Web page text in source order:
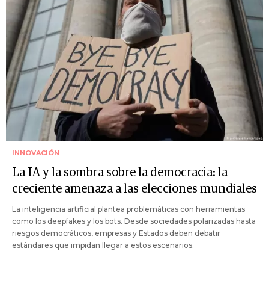
INNOVACIÓN
La IA y la sombra sobre la democracia: la
creciente amenaza a las elecciones mundiales
La inteligencia artificial plantea problemáticas con herramientas
como los deepfakes y los bots. Desde sociedades polarizadas hasta
riesgos democráticos, empresas y Estados deben debatir
estándares que impidan llegar a estos escenarios.